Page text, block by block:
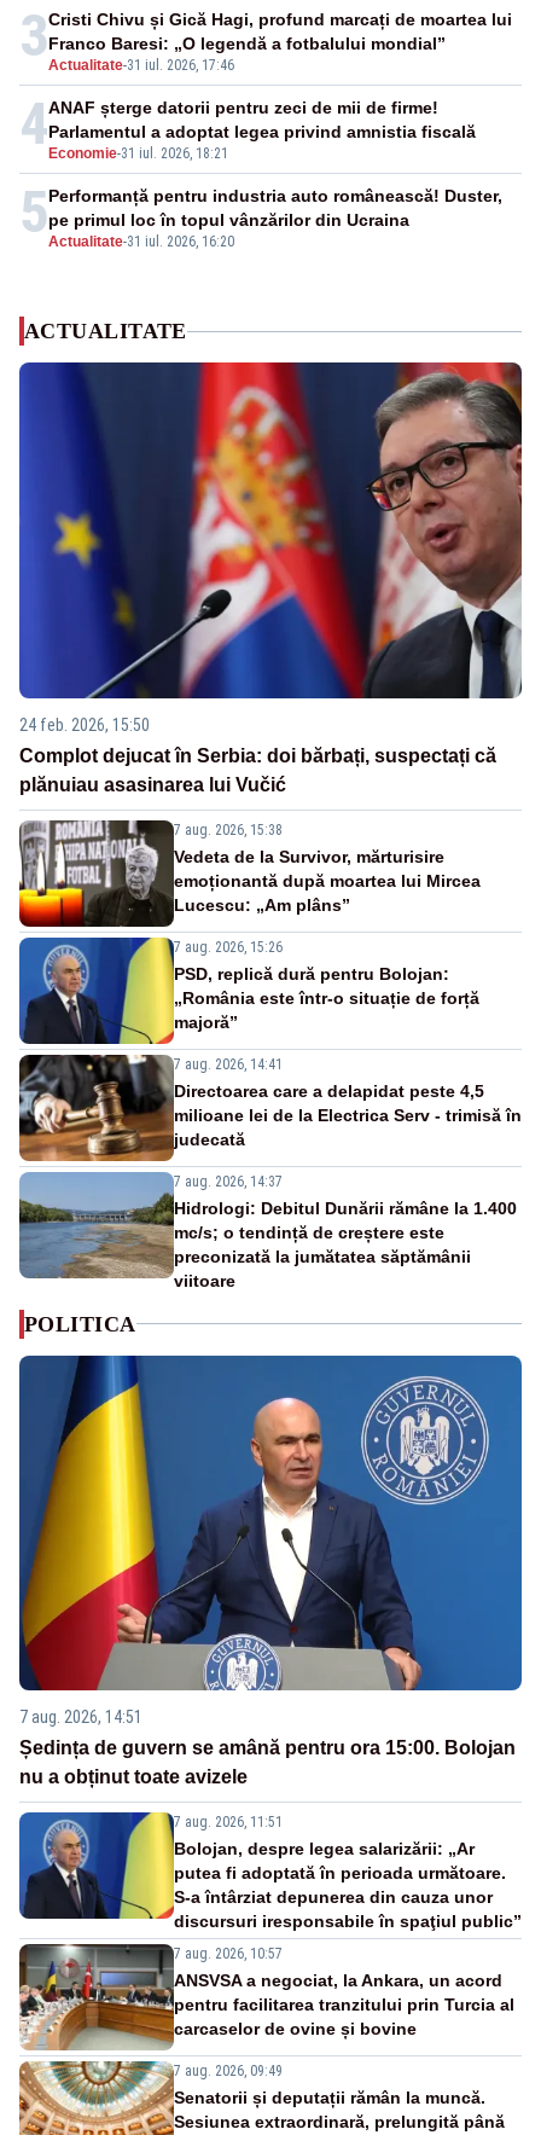
3Actualitate-31 iul. 2026, 17:46
Cristi Chivu și Gică Hagi, profund marcați de moartea lui
Franco Baresi: „O legendă a fotbalului mondial”
4 Economie-31 iul. 2026, 18:21
ANAF șterge datorii pentru zeci de mii de firme!
Parlamentul a adoptat legea privind amnistia fiscală
5Actualitate-31 iul. 2026, 16:20
Performanță pentru industria auto românească! Duster,
pe primul loc în topul vânzărilor din Ucraina
ACTUALITATE
24 feb. 2026, 15:50
Complot dejucat în Serbia: doi bărbați, suspectați că
plănuiau asasinarea lui Vučić
7 aug. 2026, 15:38
Vedeta de la Survivor, mărturisire
emoționantă după moartea lui Mircea
Lucescu: „Am plâns”
7 aug. 2026, 15:26
PSD, replică dură pentru Bolojan:
„România este într-o situație de forță
majoră”
7 aug. 2026, 14:41
Directoarea care a delapidat peste 4,5
milioane lei de la Electrica Serv - trimisă în
judecată
7 aug. 2026, 14:37
Hidrologi: Debitul Dunării rămâne la 1.400
mc/s; o tendință de creștere este
preconizată la jumătatea săptămânii
viitoare
POLITICA
7 aug. 2026, 14:51
Ședința de guvern se amână pentru ora 15:00. Bolojan
nu a obținut toate avizele
7 aug. 2026, 11:51
Bolojan, despre legea salarizării: „Ar
putea fi adoptată în perioada următoare.
S-a întârziat depunerea din cauza unor
discursuri iresponsabile în spaţiul public”
7 aug. 2026, 10:57
ANSVSA a negociat, la Ankara, un acord
pentru facilitarea tranzitului prin Turcia al
carcaselor de ovine și bovine
7 aug. 2026, 09:49
Senatorii și deputații rămân la muncă.
Sesiunea extraordinară, prelungită până